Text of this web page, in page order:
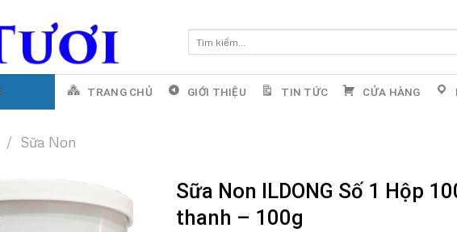
kiếm:
TRANG CHỦ GIỚI THIỆU TIN TỨC CỬA HÀNG
/ Sữa Non
Sữa Non ILDONG Số 1 Hộp
thanh – 100g